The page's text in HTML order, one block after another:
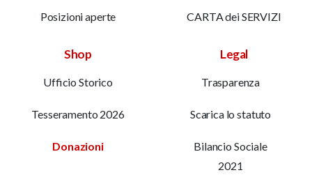
Posizioni aperte CARTA dei SERVIZI
Shop
Ufficio Storico
Tesseramento 2026
Donazioni
Legal
Trasparenza
Scarica lo statuto
Bilancio Sociale
2021